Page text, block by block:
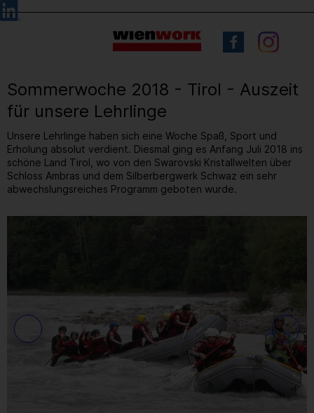
Barrierefreie
Bedienung
Sprachauswahl
Sommerwoche 2018 - Tirol - Auszeit
für unsere Lehrlinge
Unsere Lehrlinge haben sich eine Woche Spaß, Sport und
Erholung absolut verdient. Diesmal ging es Anfang Juli 2018 ins
schöne Land Tirol, wo von den Swarovski Kristallwelten über
Schloss Ambras und dem Silberbergwerk Schwaz ein sehr
abwechslungsreiches Programm geboten wurde.